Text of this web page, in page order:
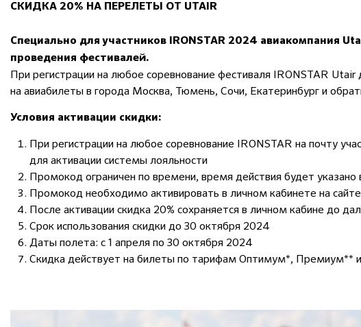
СКИДКА 20% НА ПЕРЕЛЕТЫ ОТ UTAIR
Специально для участников IRONSTAR 2024 авиакомпания
проведения фестивалей.
При регистрации на любое соревнование фестиваля IRONSTAR
на авиабилеты в города Москва, Тюмень, Сочи, Екатеринбург и
Условия активации скидки:
При регистрации на любое соревнование IRONSTAR на почту
для активации системы лояльности
Промокод ограничен по времени, время действия будет указано
Промокод необходимо активировать в личном кабинете на
После активации скидка 20% сохраняется в личном кабине до
Срок использования скидки до 30 октября 2024
Даты полета: с 1 апреля по 30 октября 2024
Скидка действует на билеты по тарифам Оптимум*, Премиум**